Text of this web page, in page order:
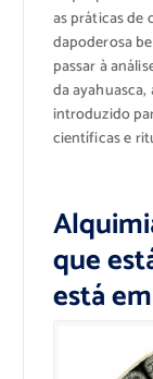
aspráticas de
dapoderosa
passarà
daayahuasca,
introduzido
científicase
que
está